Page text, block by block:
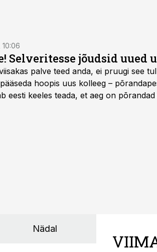
10:06
Selveritesse jõudsid uued
palve teed anda, ei pruugi see
hoopis uus kolleeg –
eesti keeles teada, et aeg on
Nädal